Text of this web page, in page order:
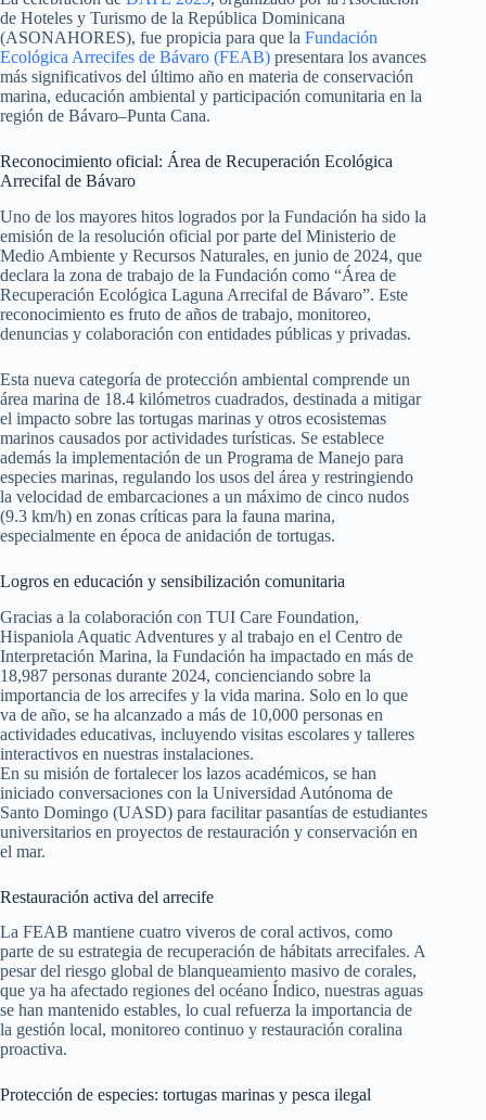
de Hoteles y Turismo de la República Dominicana
(ASONAHORES), fue propicia para que la Fundación
Ecológica Arrecifes de Bávaro (FEAB) presentara los avances
más significativos del último año en materia de conservación
marina, educación ambiental y participación comunitaria en la
región de Bávaro–Punta Cana.
Reconocimiento oficial: Área de Recuperación Ecológica
Arrecifal de Bávaro
Uno de los mayores hitos logrados por la Fundación ha sido la
emisión de la resolución oficial por parte del Ministerio de
Medio Ambiente y Recursos Naturales, en junio de 2024, que
declara la zona de trabajo de la Fundación como “Área de
Recuperación Ecológica Laguna Arrecifal de Bávaro”. Este
reconocimiento es fruto de años de trabajo, monitoreo,
denuncias y colaboración con entidades públicas y privadas.
Esta nueva categoría de protección ambiental comprende un
área marina de 18.4 kilómetros cuadrados, destinada a mitigar
el impacto sobre las tortugas marinas y otros ecosistemas
marinos causados por actividades turísticas. Se establece
además la implementación de un Programa de Manejo para
especies marinas, regulando los usos del área y restringiendo
la velocidad de embarcaciones a un máximo de cinco nudos
(9.3 km/h) en zonas críticas para la fauna marina,
especialmente en época de anidación de tortugas.
Logros en educación y sensibilización comunitaria
Gracias a la colaboración con TUI Care Foundation,
Hispaniola Aquatic Adventures y al trabajo en el Centro de
Interpretación Marina, la Fundación ha impactado en más de
18,987 personas durante 2024, concienciando sobre la
importancia de los arrecifes y la vida marina. Solo en lo que
va de año, se ha alcanzado a más de 10,000 personas en
actividades educativas, incluyendo visitas escolares y talleres
interactivos en nuestras instalaciones.
En su misión de fortalecer los lazos académicos, se han
iniciado conversaciones con la Universidad Autónoma de
Santo Domingo (UASD) para facilitar pasantías de estudiantes
universitarios en proyectos de restauración y conservación en
el mar.
Restauración activa del arrecife
La FEAB mantiene cuatro viveros de coral activos, como
parte de su estrategia de recuperación de hábitats arrecifales. A
pesar del riesgo global de blanqueamiento masivo de corales,
que ya ha afectado regiones del océano Índico, nuestras aguas
se han mantenido estables, lo cual refuerza la importancia de
la gestión local, monitoreo continuo y restauración coralina
proactiva.
Protección de especies: tortugas marinas y pesca ilegal